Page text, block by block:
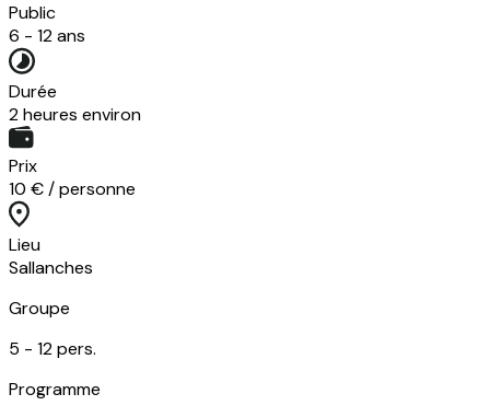
Public
6 - 12 ans
Durée
2 heures environ
Prix
10 € / personne
Lieu
Sallanches
Groupe
5 - 12pers.
Programme